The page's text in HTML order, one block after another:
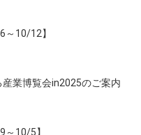
～10/12】
産業博覧会in2025のご案内
～10/5】